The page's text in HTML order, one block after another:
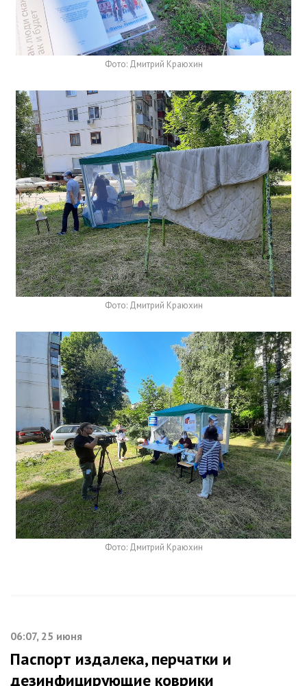
Фото: Дмитрий Краюхин
Фото: Дмитрий Краюхин
Фото: Дмитрий Краюхин
06:07, 25 июня
Паспорт издалека, перчатки и
дезинфицирующие коврики